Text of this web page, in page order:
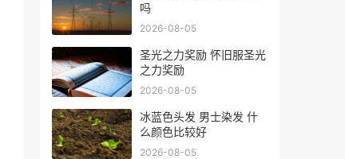
吗
2026-08-05
圣光之力奖励 怀旧服圣光
之力奖励
2026-08-05
冰蓝色头发 男士染发 什
么颜色比较好
2026-08-05